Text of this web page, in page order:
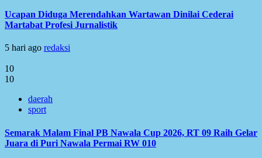
Ucapan Diduga Merendahkan Wartawan Dinilai Cederai
Martabat Profesi Jurnalistik
5 hari ago redaksi
10
10
daerah
sport
Semarak Malam Final PB Nawala Cup 2026, RT 09 Raih Gelar
Juara di Puri Nawala Permai RW 010